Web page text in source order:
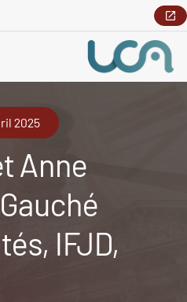
2025
Anne
IFJD,